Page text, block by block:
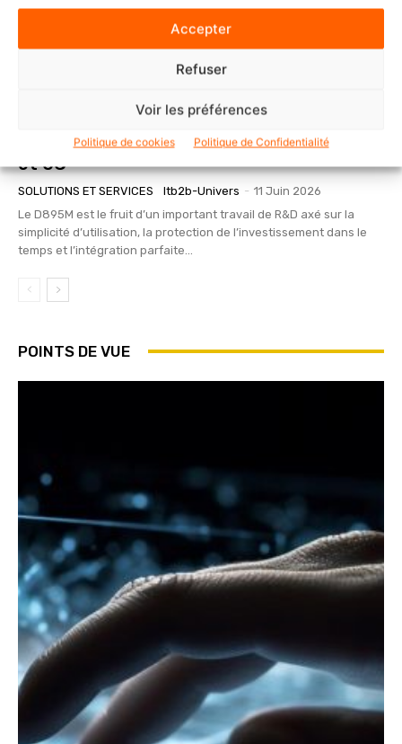
Accepter
Refuser
Voir les préférences
Politique de cookies Politique de Confidentialité
Le nouveau D895M de Snom facilite
l’intégration aux environnements IP-PBX
et UC
SOLUTIONS ET SERVICES Itb2b-Univers - 11 Juin 2026
Le D895M est le fruit d’un important travail de R&D axé sur la
simplicité d’utilisation, la protection de l’investissement dans le
temps et l’intégration parfaite...
POINTS DE VUE